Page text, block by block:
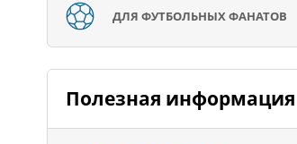
ДЛЯ ФУТБОЛЬНЫХ ФАНАТОВ
Полезная информация